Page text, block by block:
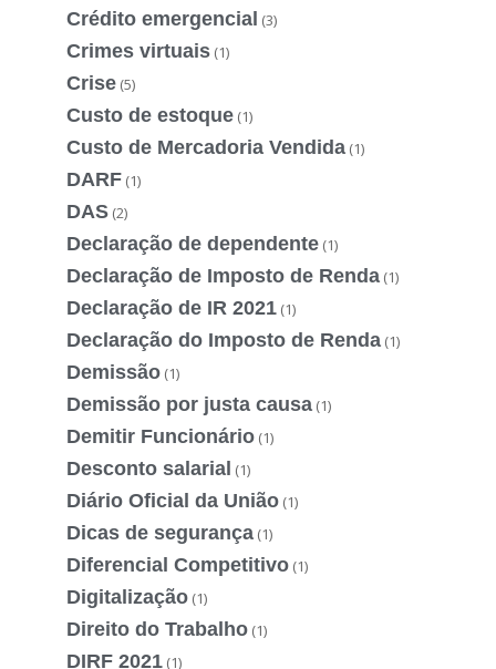
Crédito emergencial (3)
Crimes virtuais (1)
Crise (5)
Custo de estoque (1)
Custo de Mercadoria Vendida (1)
DARF (1)
DAS (2)
Declaração de dependente (1)
Declaração de Imposto de Renda (1)
Declaração de IR 2021 (1)
Declaração do Imposto de Renda (1)
Demissão (1)
Demissão por justa causa (1)
Demitir Funcionário (1)
Desconto salarial (1)
Diário Oficial da União (1)
Dicas de segurança (1)
Diferencial Competitivo (1)
Digitalização (1)
Direito do Trabalho (1)
DIRF 2021 (1)